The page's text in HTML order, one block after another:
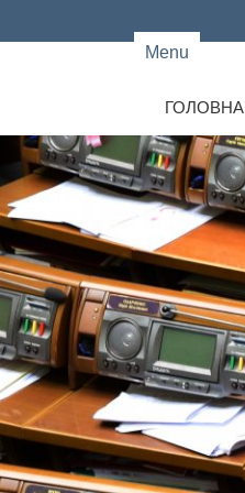
Menu
ГОЛОВНА